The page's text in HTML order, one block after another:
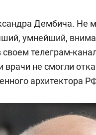
Дембича. Не
умнейший,
своем телеграм-
врачи не смогли
архитектора
ID вместо